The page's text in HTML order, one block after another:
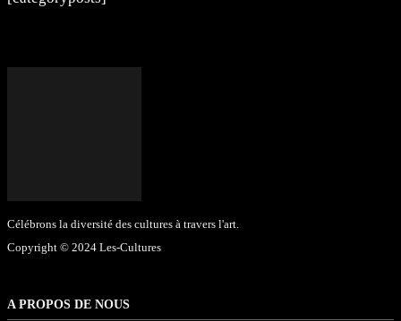
Célébrons la diversité des cultures à travers l'art.
Copyright © 2024 Les-Cultures
A PROPOS DE NOUS